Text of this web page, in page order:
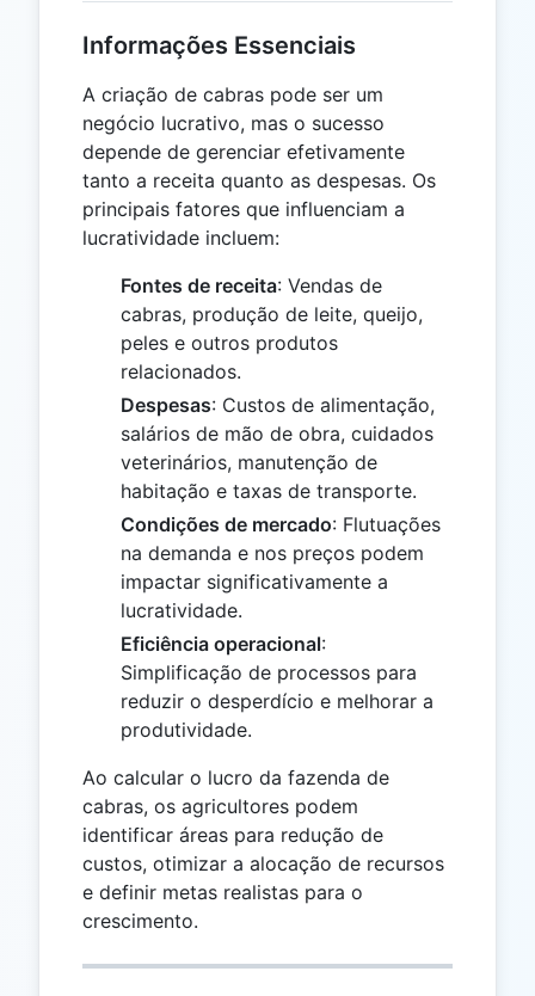
Informações Essenciais
A criação de cabras pode ser um
negócio lucrativo, mas o sucesso
depende de gerenciar efetivamente
tanto a receita quanto as despesas. Os
principais fatores que influenciam a
lucratividade incluem:
Fontes de receita: Vendas de
cabras, produção de leite, queijo,
peles e outros produtos
relacionados.
Despesas: Custos de alimentação,
salários de mão de obra, cuidados
veterinários, manutenção de
habitação e taxas de transporte.
Condições de mercado: Flutuações
na demanda e nos preços podem
impactar significativamente a
lucratividade.
Eficiência operacional:
Simplificação de processos para
reduzir o desperdício e melhorar a
produtividade.
Ao calcular o lucro da fazenda de
cabras, os agricultores podem
identificar áreas para redução de
custos, otimizar a alocação de recursos
e definir metas realistas para o
crescimento.